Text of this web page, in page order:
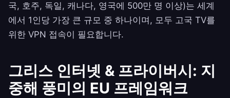
국, 호주, 독일, 캐나다, 영국에 500만 명 이상)는 세계
에서 1인당 가장 큰 규모 중 하나이며, 모두 고국 TV를
위한 VPN 접속이 필요합니다.
그리스 인터넷 & 프라이버시: 지
중해 풍미의 EU 프레임워크